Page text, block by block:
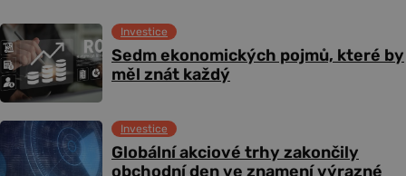
Sedm ekonomických pojmů, které by
měl znát každý
Investice
Globální akciové trhy zakončily
obchodní den ve znamení výrazné
Investice